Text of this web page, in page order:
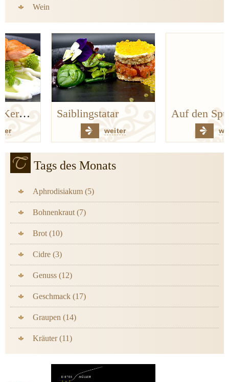
Wein
Saiblingstatar Auf den Spuren der Bergischen Küchenklassiker
Tags des Monats
Aphrodisiakum (5)
Bohnenkraut (7)
Brot (10)
Cidre (3)
Genuss (12)
Geschmack (17)
Graupen (14)
Kräuter (11)